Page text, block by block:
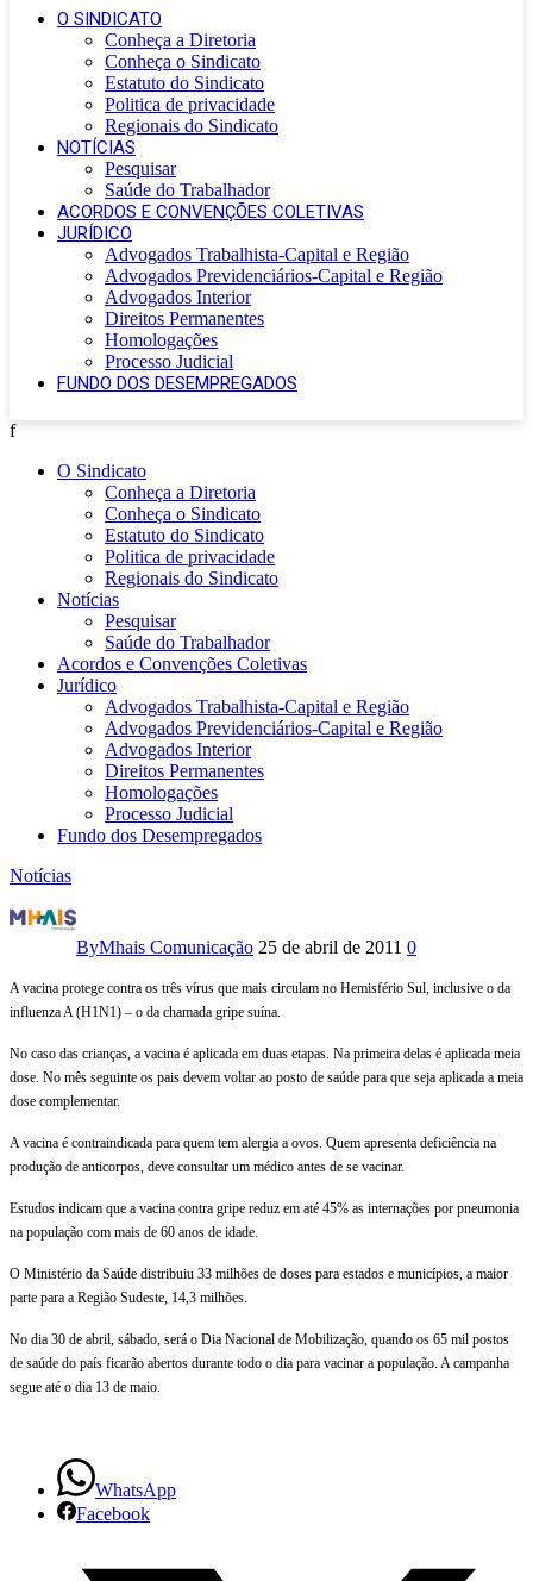
O SINDICATO
Conheça a Diretoria
Conheça o Sindicato
Estatuto do Sindicato
Politica de privacidade
Regionais do Sindicato
NOTÍCIAS
Pesquisar
Saúde do Trabalhador
ACORDOS E CONVENÇÕES COLETIVAS
JURÍDICO
Advogados Trabalhista-Capital e Região
Advogados Previdenciários-Capital e Região
Advogados Interior
Direitos Permanentes
Homologações
Processo Judicial
FUNDO DOS DESEMPREGADOS
f
O Sindicato
Conheça a Diretoria
Conheça o Sindicato
Estatuto do Sindicato
Politica de privacidade
Regionais do Sindicato
Notícias
Pesquisar
Saúde do Trabalhador
Acordos e Convenções Coletivas
Jurídico
Advogados Trabalhista-Capital e Região
Advogados Previdenciários-Capital e Região
Advogados Interior
Direitos Permanentes
Homologações
Processo Judicial
Fundo dos Desempregados
Notícias
Campanha
vacinação
contra
a
gripe
começa
segunda-
feira
ByMhais Comunicação 25 de abril de 2011 0
A vacina protege contra os três vírus que mais circulam no Hemisfério Sul, inclusive o da
influenza A (H1N1) – o da chamada gripe suína.
No caso das crianças, a vacina é aplicada em duas etapas. Na primeira delas é aplicada meia
dose. No mês seguinte os pais devem voltar ao posto de saúde para que seja aplicada a meia
dose complementar.
A vacina é contraindicada para quem tem alergia a ovos. Quem apresenta deficiência na
produção de anticorpos, deve consultar um médico antes de se vacinar.
Estudos indicam que a vacina contra gripe reduz em até 45% as internações por pneumonia
na população com mais de 60 anos de idade.
O Ministério da Saúde distribuiu 33 milhões de doses para estados e municípios, a maior
parte para a Região Sudeste, 14,3 milhões.
No dia 30 de abril, sábado, será o Dia Nacional de Mobilização, quando os 65 mil postos
de saúde do país ficarão abertos durante todo o dia para vacinar a população. A campanha
segue até o dia 13 de maio.
WhatsApp
Facebook